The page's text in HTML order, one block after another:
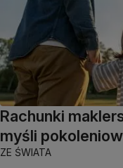
Rachunki
myśli
ZE ŚWIATA